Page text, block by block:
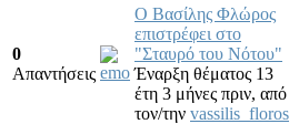
0
Απαντήσεις
Ο Βασίλης Φλώρος
επιστρέφει στο
"Σταυρό του Νότου"
Έναρξη θέματος 13
έτη 3 μήνες πριν, από
τον/την vassilis_floros